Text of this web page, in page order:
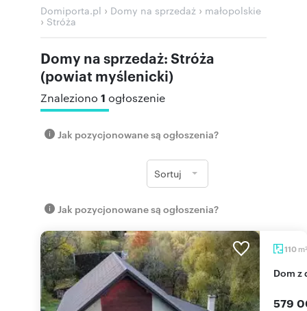
Domiporta.pl › Domy na sprzedaż › małopolskie
› Stróża
Domy na sprzedaż: Stróża
(powiat myślenicki)
Znaleziono 1 ogłoszenie
Jak pozycjonowane są ogłoszenia?
Sortuj
Jak pozycjonowane są ogłoszenia?
110 m2
Dom
579